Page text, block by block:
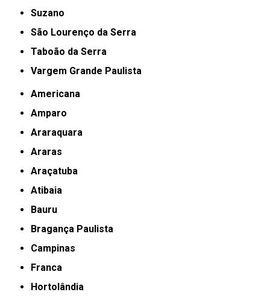
Suzano
São Lourenço da Serra
Taboão da Serra
Vargem Grande Paulista
Americana
Amparo
Araraquara
Araras
Araçatuba
Atibaia
Bauru
Bragança Paulista
Campinas
Franca
Hortolândia